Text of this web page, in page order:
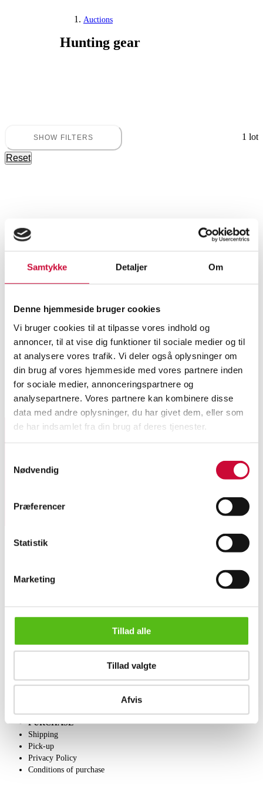
Samtykke Detaljer Om
Denne hjemmeside bruger cookies
Vi bruger cookies til at tilpasse vores indhold og
annoncer, til at vise dig funktioner til sociale medier og til
at analysere vores trafik. Vi deler også oplysninger om
din brug af vores hjemmeside med vores partnere inden
for sociale medier, annonceringspartnere og
analysepartnere. Vores partnere kan kombinere disse
data med andre oplysninger, du har givet dem, eller som
de har indsamlet fra din brug af deres tjenester.
Nødvendig
Præferencer
Statistik
Marketing
Tillad alle
Tillad valgte
Afvis
Auctions
Hunting, fishing, arms and militaria
Hunting gear
Hunting gear
SHOW FILTERS 1 lot
Reset
and cartridge bag made of
leather (3)
Vejle
DKK incl. premium & fees
Valuation 2,400
Contact and Opening Hours
Charity
Dansk forside
SELL
Conditions of sale
PURCHASE
Shipping
Pick-up
Privacy Policy
Conditions of purchase